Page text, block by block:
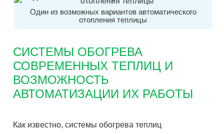
Один из возможных вариантов автоматического
отопления теплицы
СИСТЕМЫ ОБОГРЕВА
СОВРЕМЕННЫХ ТЕПЛИЦ И
ВОЗМОЖНОСТЬ
АВТОМАТИЗАЦИИ ИХ РАБОТЫ
Как известно, системы обогрева теплиц